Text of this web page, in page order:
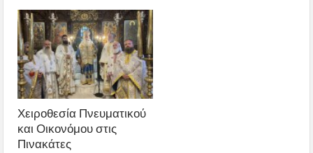
Χειροθεσία Πνευματικού
και Οικονόμου στις
Πινακάτες